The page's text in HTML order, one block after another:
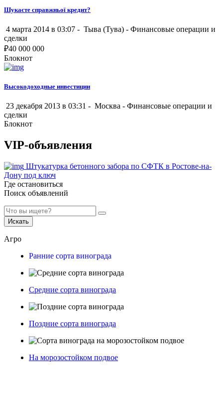
Шукаєте справжньої кредит?
4 марта 2014 в 03:07 - Тыва (Тува) - Финансовые операции и
сделки
₽40 000 000
Блокнот
Высокодоходные инвестиции
23 декабря 2013 в 03:31 - Москва - Финансовые операции и
сделки
Блокнот
VIP-объявления
Штукатурка бетонного забора по СФТК в Ростове-на-
Дону под ключ
Где остановиться
Поиск объявлений
Искать
Агро
Ранние сорта винограда
Средние сорта винограда
Поздние сорта винограда
На морозостойком подвое